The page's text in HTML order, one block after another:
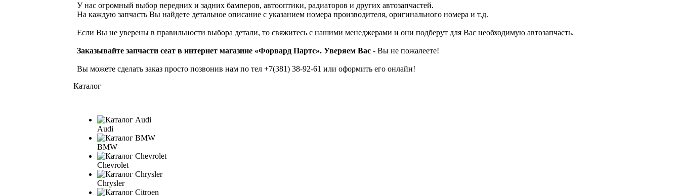
У нас огромный выбор передних и задних бамперов, автооптики, радиаторов и других автозапчастей.
На каждую запчасть Вы найдете детальное описание с указанием номера производителя, оригинального номера и т.д.
Если Вы не уверены в правильности выбора детали, то свяжитесь с нашими менеджерами и они подберут для Вас необходимую автозапчасть.
Заказывайте запчасти сеат в интернет магазине «Форвард Партс». Уверяем Вас - Вы не пожалеете!
Вы можете сделать заказ просто позвонив нам по тел +7(381) 38-92-61 или оформить его онлайн!
Каталог
Audi
BMW
Chevrolet
Chrysler